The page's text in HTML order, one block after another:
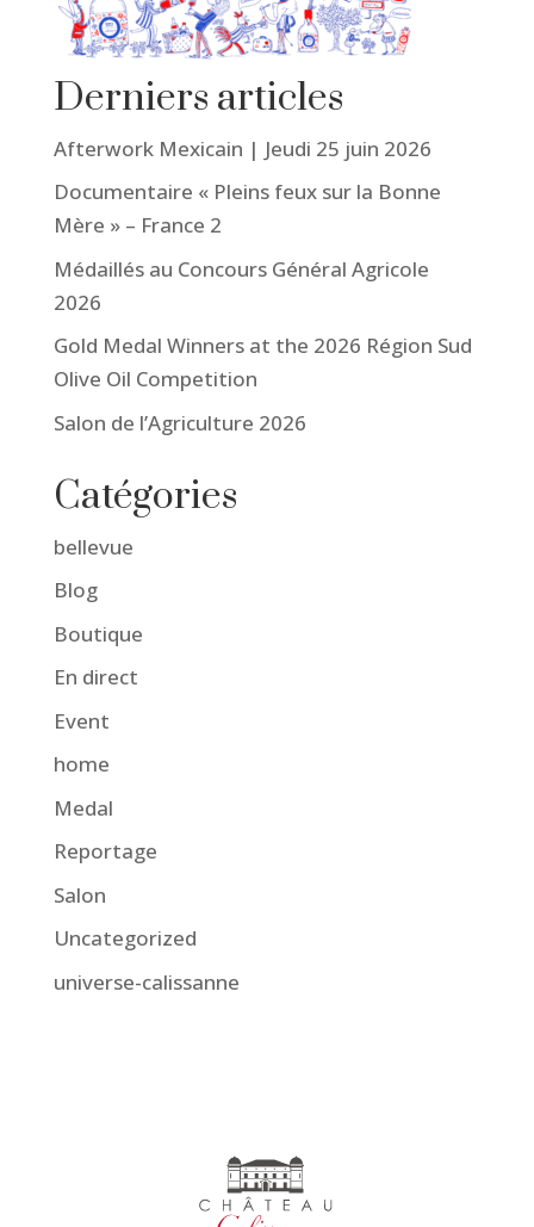
Derniers articles
Afterwork Mexicain | Jeudi 25 juin 2026
Documentaire « Pleins feux sur la Bonne
Mère » – France 2
Médaillés au Concours Général Agricole
2026
Gold Medal Winners at the 2026 Région Sud
Olive Oil Competition
Salon de l’Agriculture 2026
Catégories
bellevue
Blog
Boutique
En direct
Event
home
Medal
Reportage
Salon
Uncategorized
universe-calissanne